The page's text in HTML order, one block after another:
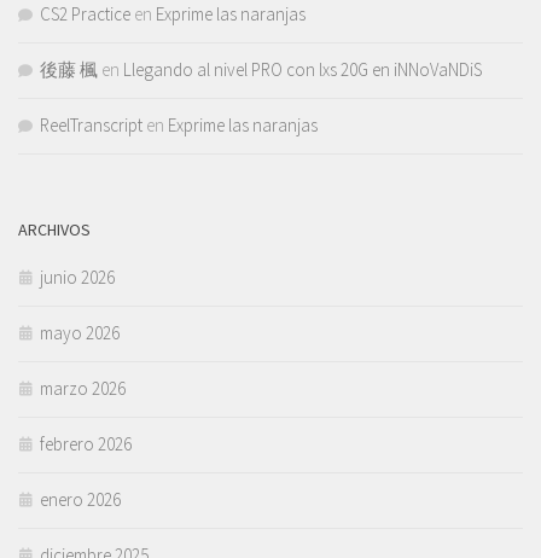
CS2 Practice en Exprime las naranjas
後藤 楓 en Llegando al nivel PRO con lxs 20G en iNNoVaNDiS
ReelTranscript en Exprime las naranjas
ARCHIVOS
junio 2026
mayo 2026
marzo 2026
febrero 2026
enero 2026